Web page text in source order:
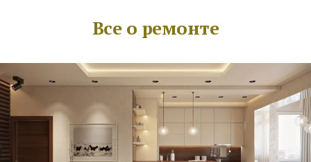
Все о ремонте